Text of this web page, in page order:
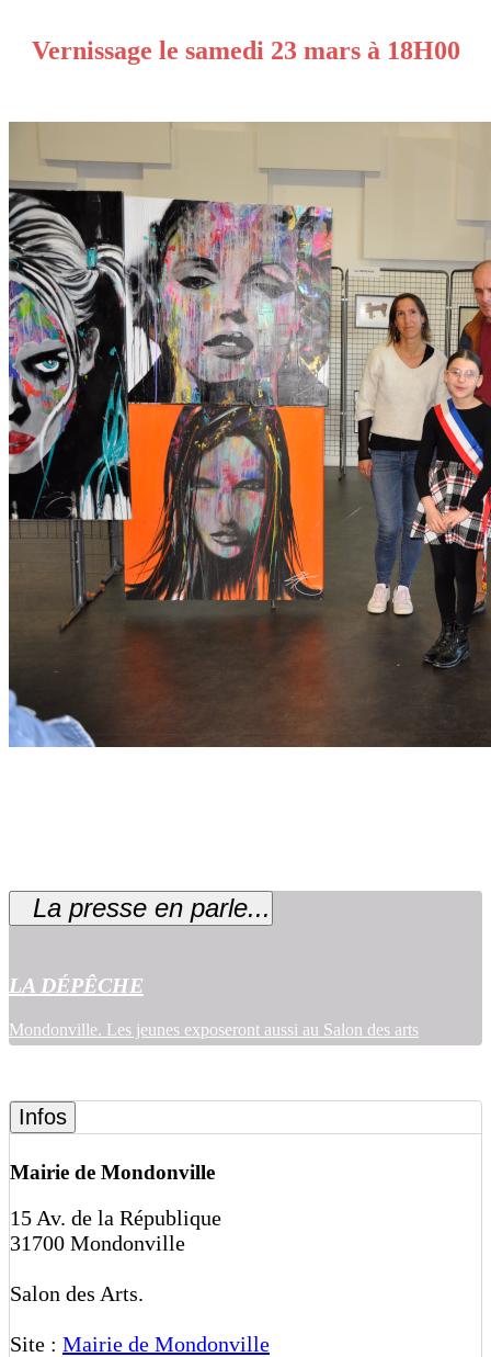
Vernissage le samedi 23 mars à 18H00
La presse en parle...
LA DÉPÊCHE
Mondonville. Les jeunes exposeront aussi au Salon des arts
Infos
Mairie de Mondonville
15 Av. de la République
31700 Mondonville
Salon des Arts.
Site : Mairie de Mondonville